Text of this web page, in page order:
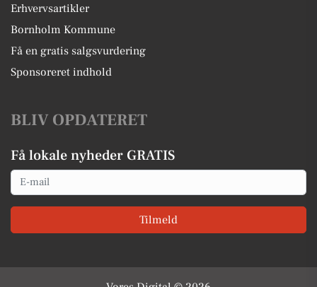
Erhvervsartikler
Bornholm Kommune
Få en gratis salgsvurdering
Sponsoreret indhold
BLIV OPDATERET
Få lokale nyheder GRATIS
Email
Tilmeld